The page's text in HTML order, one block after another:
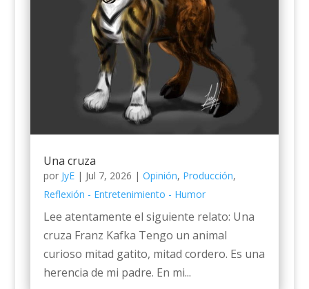
Una cruza
por JyE| Jul 7, 2026 | Opinión, Producción,
Reflexión - Entretenimiento - Humor
Lee atentamente el siguiente relato: Una
cruza Franz Kafka Tengo un animal
curioso mitad gatito, mitad cordero. Es una
herencia de mi padre. En mi...